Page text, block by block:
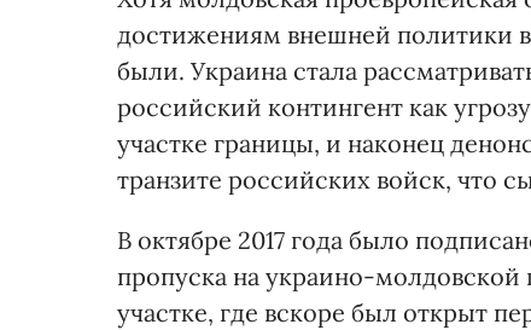
достижениям внешней политики
были. Украина стала
российский контингент как
участке границы, и наконец
транзите российских войск, что
В октябре 2017 года было
пропуска на украино-
участке, где вскоре был открыт